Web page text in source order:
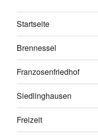
Startseite
Brennessel
Franzosenfriedhof
Siedlinghausen
Freizeit